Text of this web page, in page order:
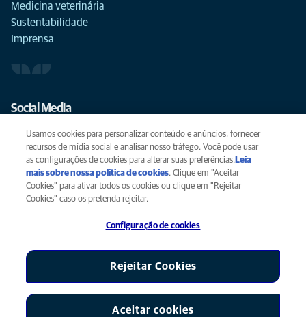
Medicina veterinária
Sustentabilidade
Imprensa
Social Media
Privacidade
Legal
AniCura é uma afiliada da Mars, Inc. © 2026
Configuração de cookies
Usamos cookies para personalizar conteúdo e anúncios, fornecer
recursos de mídia social e analisar nosso tráfego. Você pode usar
as configurações de cookies para alterar suas preferências. Leia
mais sobre nossa política de cookies(opens in a new tab)
. Clique em "Aceitar
Cookies" para ativar todos os cookies ou clique em "Rejeitar
Cookies" caso os pretenda rejeitar.
Configuração de cookies
Rejeitar Cookies
Aceitar cookies